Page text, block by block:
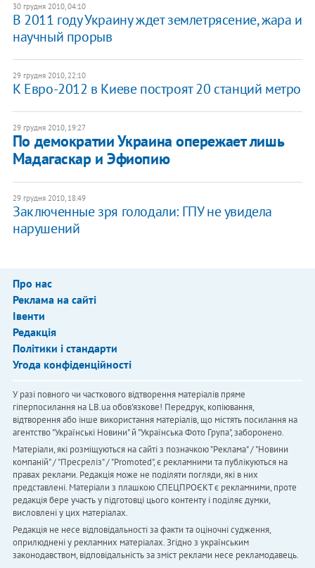
30 грудня 2010, 04:10
В 2011 году Украину ждет землетрясение, жара и
научный прорыв
29 грудня 2010, 22:10
К Евро-2012 в Киеве построят 20 станций метро
29 грудня 2010, 19:27
По демократии Украина опережает лишь
Мадагаскар и Эфиопию
29 грудня 2010, 18:49
Заключенные зря голодали: ГПУ не увидела
нарушений
Про нас
Реклама на сайті
Івенти
Редакція
Політики і стандарти
Угода конфіденційності
У разі повного чи часткового відтворення матеріалів пряме
гіперпосилання на LB.ua обов'язкове! Передрук, копіювання,
відтворення або інше використання матеріалів, що містять посилання на
агентство "Українськi Новини" й "Українська Фото Група", заборонено.
Матеріали, які розміщуються на сайті з позначкою "Реклама" / "Новини
компаній" / "Пресреліз" / "Promoted", є рекламними та публікуються на
правах реклами. Редакція може не поділяти погляди, які в них
представлені. Матеріали з плашкою СПЕЦПРОЄКТ є рекламними, проте
редакція бере участь у підготовці цього контенту і поділяє думки,
висловлені у цих матеріалах.
Редакція не несе відповідальності за факти та оціночні судження,
оприлюднені у рекламних матеріалах. Згідно з українським
законодавством, відповідальність за зміст реклами несе рекламодавець.